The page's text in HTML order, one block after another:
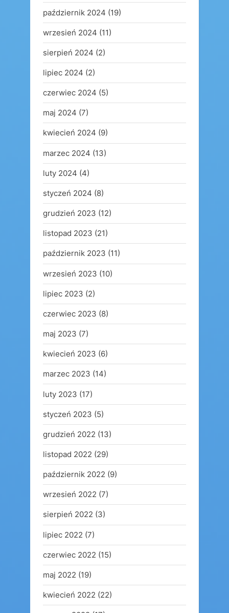
październik 2024 (19)
wrzesień 2024 (11)
sierpień 2024 (2)
lipiec 2024 (2)
czerwiec 2024 (5)
maj 2024 (7)
kwiecień 2024 (9)
marzec 2024 (13)
luty 2024 (4)
styczeń 2024 (8)
grudzień 2023 (12)
listopad 2023 (21)
październik 2023 (11)
wrzesień 2023 (10)
lipiec 2023 (2)
czerwiec 2023 (8)
maj 2023 (7)
kwiecień 2023 (6)
marzec 2023 (14)
luty 2023 (17)
styczeń 2023 (5)
grudzień 2022 (13)
listopad 2022 (29)
październik 2022 (9)
wrzesień 2022 (7)
sierpień 2022 (3)
lipiec 2022 (7)
czerwiec 2022 (15)
maj 2022 (19)
kwiecień 2022 (22)